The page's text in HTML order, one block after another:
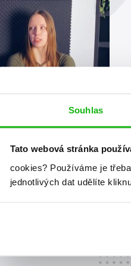
Souhlas
Tato webová stránka
cookies? Používáme je
jednotlivých dat udělíte
systémů
ve stylu tahle, tahle a
Marky vám každou tu
a vypíchne to nej a
a pávy a další
Maky dělá. Původní
a tady.